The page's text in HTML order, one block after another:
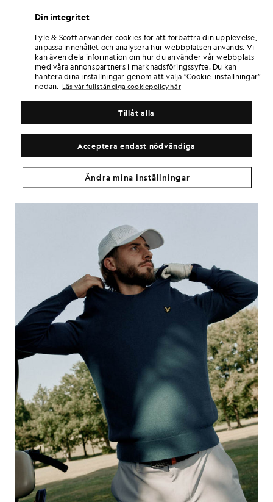
Din integritet
Lyle & Scott använder cookies för att förbättra din upplevelse,
anpassa innehållet och analysera hur webbplatsen används. Vi
kan även dela information om hur du använder vår webbplats
med våra annonspartners i marknadsföringssyfte. Du kan
hantera dina inställningar genom att välja ”Cookie-inställningar”
nedan. Läs vår fullständiga cookiepolicy här
Acceptera endast nödvändiga
Tillåt alla
Ändra mina inställningar